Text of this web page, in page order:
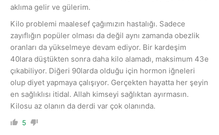
aklıma gelir ve gülerim.
Kilo problemi maalesef çağımızın hastalığı. Sadece
zayıflığın popüler olması da değil aynı zamanda obezlik
oranları da yükselmeye devam ediyor. Bir kardeşim
40lara düştükten sonra daha kilo alamadı, maksimum 43e
çıkabiliyor. Diğeri 90larda olduğu için hormon iğneleri
olup diyet yapmaya çalışıyor. Gerçekten hayatta her şeyin
en sağlıklısı itidal. Allah kimseyi sağlıktan ayırmasın.
Kilosu az olanın da derdi var çok olanında.
5